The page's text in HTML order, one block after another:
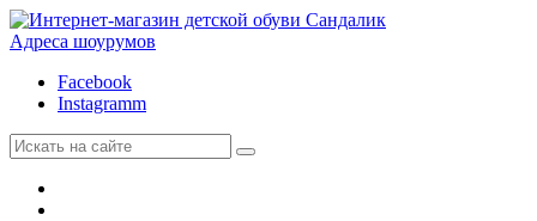
Адреса шоурумов
Facebook
Instagramm